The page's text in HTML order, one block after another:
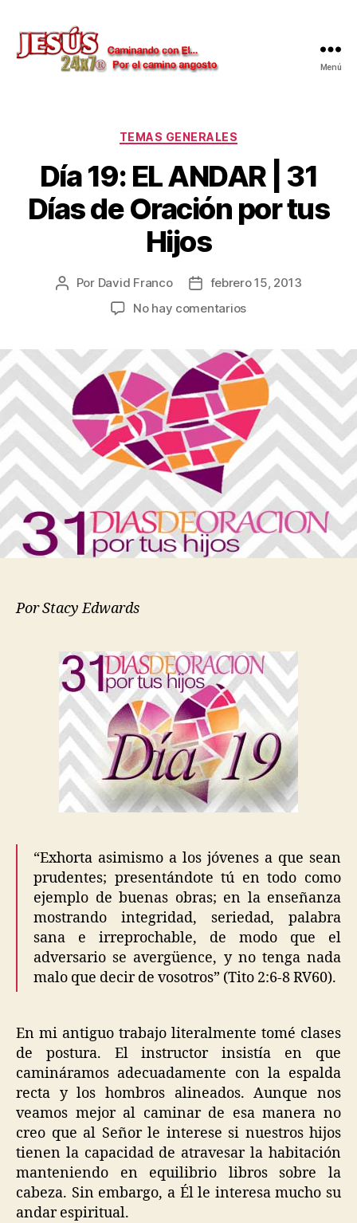
Menú
Categorías
TEMAS GENERALES
Día 19: EL ANDAR | 31
Días de Oración por tus
Hijos
Autor
Por David Franco
Fechafebrero 15, 2013
No hay comentariosen
EL
ANDAR
31
Días
de
Oración
por
tus
Hijos
Por Stacy Edwards
“Exhorta asimismo a los jóvenes a que sean
prudentes; presentándote tú en todo como
ejemplo de buenas obras; en la enseñanza
mostrando integridad, seriedad, palabra
sana e irreprochable, de modo que el
adversario se avergüence, y no tenga nada
malo que decir de vosotros” (Tito 2:6-8 RV60).
En mi antiguo trabajo literalmente tomé clases
de postura. El instructor insistía en que
camináramos adecuadamente con la espalda
recta y los hombros alineados. Aunque nos
veamos mejor al caminar de esa manera no
creo que al Señor le interese si nuestros hijos
tienen la capacidad de atravesar la habitación
manteniendo en equilibrio libros sobre la
cabeza. Sin embargo, a Él le interesa mucho su
andar espiritual.